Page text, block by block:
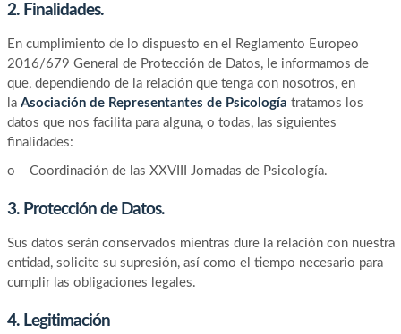
2. Finalidades.
En cumplimiento de lo dispuesto en el Reglamento Europeo
2016/679 General de Protección de Datos, le informamos de
que, dependiendo de la relación que tenga con nosotros, en
la Asociación de Representantes de Psicología tratamos los
datos que nos facilita para alguna, o todas, las siguientes
finalidades:
o Coordinación de las XXVIII Jornadas de Psicología.
3. Protección de Datos.
Sus datos serán conservados mientras dure la relación con nuestra
entidad, solicite su supresión, así como el tiempo necesario para
cumplir las obligaciones legales.
4. Legitimación